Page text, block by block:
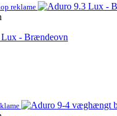
reklame
- Brændeovn